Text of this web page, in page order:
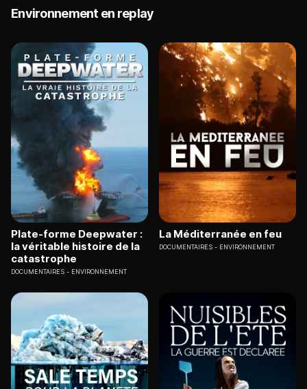
Environnement en replay
Plate-forme Deepwater :
la véritable histoire de la
catastrophe
DOCUMENTAIRES ENVIRONNEMENT
La Méditerranée en feu
DOCUMENTAIRES ENVIRONNEMENT